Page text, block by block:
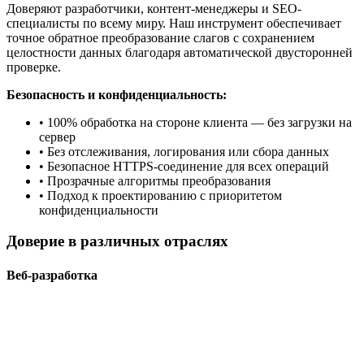
Доверяют разработчики, контент-менеджеры и SEO-
специалисты по всему миру. Наш инструмент обеспечивает
точное обратное преобразование слагов с сохранением
целостности данных благодаря автоматической двусторонней
проверке.
Безопасность и конфиденциальность:
• 100% обработка на стороне клиента — без загрузки на
сервер
• Без отслеживания, логирования или сбора данных
• Безопасное HTTPS-соединение для всех операций
• Прозрачные алгоритмы преобразования
• Подход к проектированию с приоритетом
конфиденциальности
Доверие в различных отраслях
Веб-разработка